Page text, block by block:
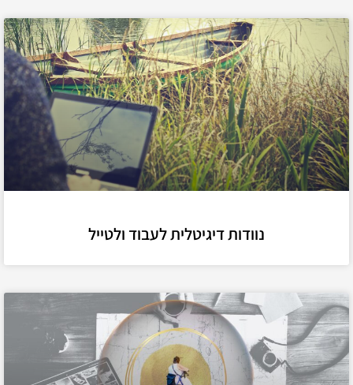
נוודות דיגיטלית לעבוד ולטייל